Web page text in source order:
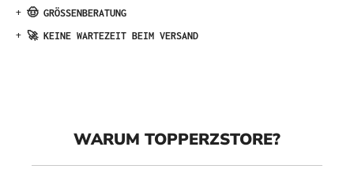
+ 🤠 GRÖSSENBERATUNG
+ 🚀 KEINE WARTEZEIT BEIM VERSAND
WARUM TOPPERZSTORE?